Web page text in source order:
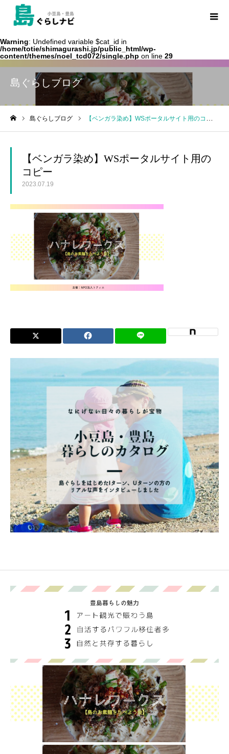
Warning: Undefined variable $cat_id in
/home/totie/shimagurashi.jp/public_html/wp-
content/themes/noel_tcd072/single.php on line 29
島ぐらしブログ
島ぐらしブログ 【ベンガラ染め】WSポータルサイト用のコピー
【ベンガラ染め】WSポータルサイト用の
コピー
2023.07.19